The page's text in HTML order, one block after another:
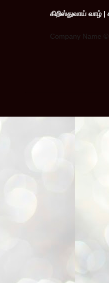
கிறிஸ்துவாய் வாழ் |
Company Name